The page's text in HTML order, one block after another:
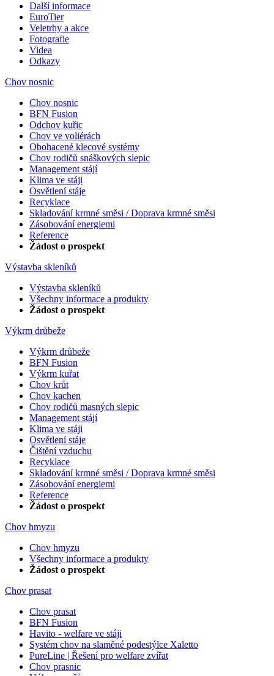
Další informace
EuroTier
Veletrhy a akce
Fotografie
Videa
Odkazy
Chov nosnic
Chov nosnic
BFN Fusion
Odchov kuřic
Chov ve voliérách
Obohacené klecové systémy
Chov rodičů snáškových slepic
Management stájí
Klima ve stáji
Osvětlení stáje
Recyklace
Skladování krmné směsi / Doprava krmné směsi
Zásobování energiemi
Reference
Žádost o prospekt
Výstavba skleníků
Výstavba skleníků
Všechny informace a produkty
Žádost o prospekt
Výkrm drůbeže
Výkrm drůbeže
BFN Fusion
Výkrm kuřat
Chov krůt
Chov kachen
Chov rodičů masných slepic
Management stájí
Klima ve stáji
Osvětlení stáje
Čištění vzduchu
Recyklace
Skladování krmné směsi / Doprava krmné směsi
Zásobování energiemi
Reference
Žádost o prospekt
Chov hmyzu
Chov hmyzu
Všechny informace a produkty
Žádost o prospekt
Chov prasat
Chov prasat
BFN Fusion
Havito - welfare ve stáji
Systém chov na slaměné podestýlce Xaletto
PureLine | Řešení pro welfare zvířat
Chov prasnic